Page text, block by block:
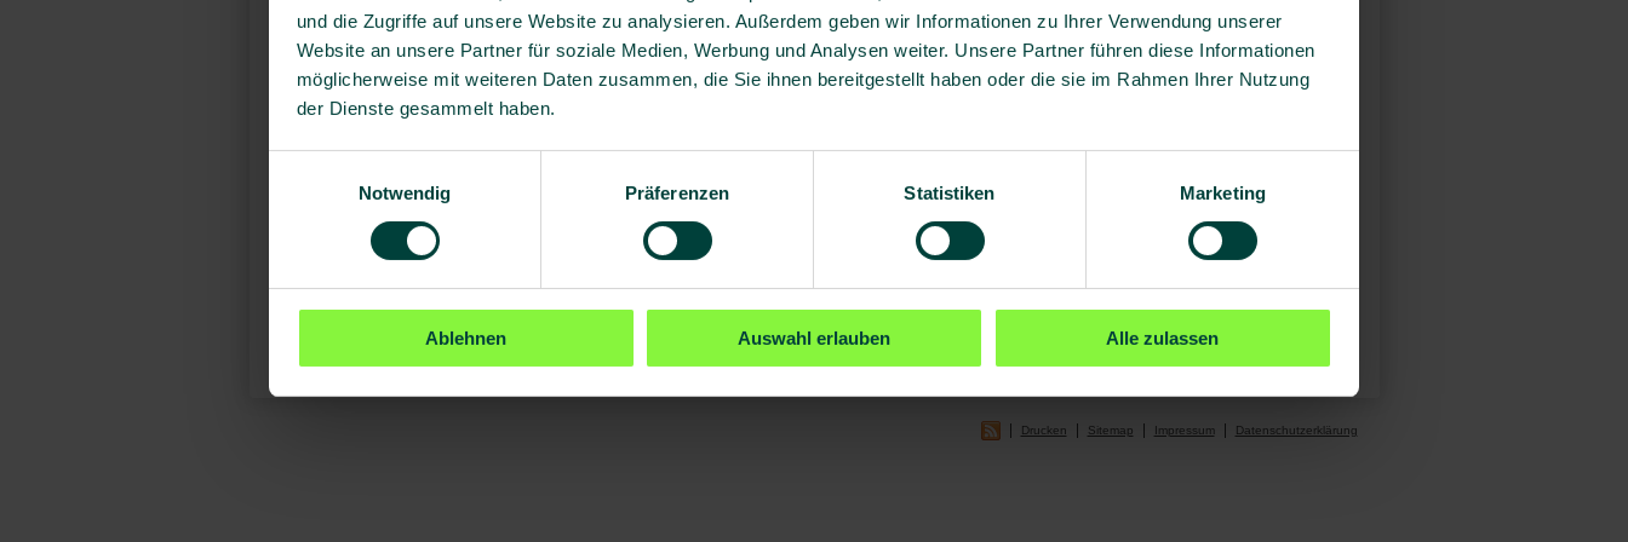
und die Zugriffe auf unsere Website zu analysieren. Außerdem geben wir Informationen zu Ihrer Verwendung unserer
Website an unsere Partner für soziale Medien, Werbung und Analysen weiter. Unsere Partner führen diese Informationen
möglicherweise mit weiteren Daten zusammen, die Sie ihnen bereitgestellt haben oder die sie im Rahmen Ihrer Nutzung
der Dienste gesammelt haben.
Notwendig
Präferenzen Statistiken Marketing
Ablehnen Auswahl erlauben Alle zulassen
Krankheitszeichen
Nach Ausbruch nicht heilbar, nur vorbeugende Impfung nach Kontakt.
Pflichten
Meldepflichtig sind Krankheitsverdacht, Erkrankung und Tod.
Drucken Sitemap Impressum Datenschutzerklärung